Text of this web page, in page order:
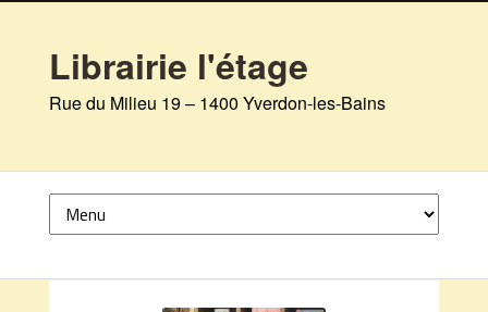
Librairie l'étage
Rue du Milieu 19 – 1400 Yverdon-les-Bains